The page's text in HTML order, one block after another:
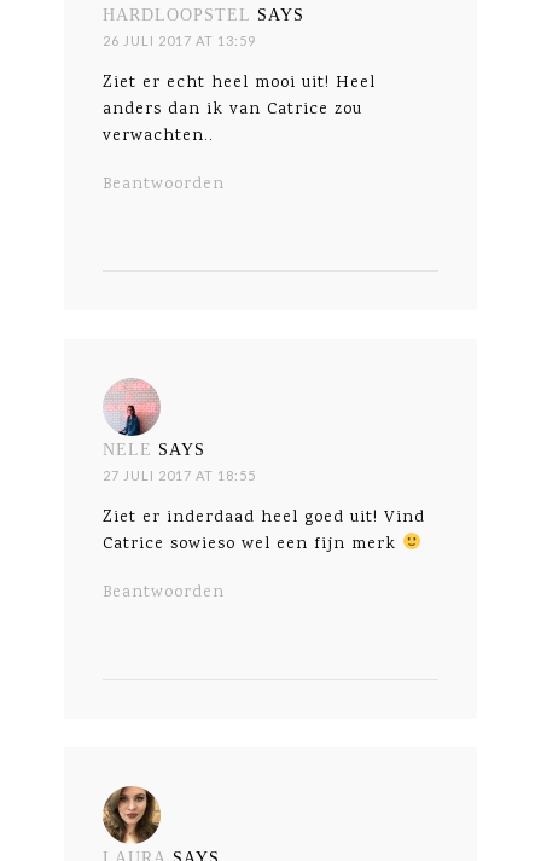
HARDLOOPSTEL SAYS
26 JULI 2017 AT 13:59
Ziet er echt heel mooi uit! Heel
anders dan ik van Catrice zou
verwachten..
Beantwoorden
NELE SAYS
27 JULI 2017 AT 18:55
Ziet er inderdaad heel goed uit! Vind
Catrice sowieso wel een fijn merk
Beantwoorden